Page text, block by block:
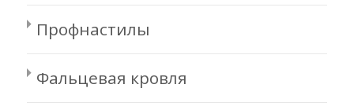
Профнастилы
Фальцевая кровля